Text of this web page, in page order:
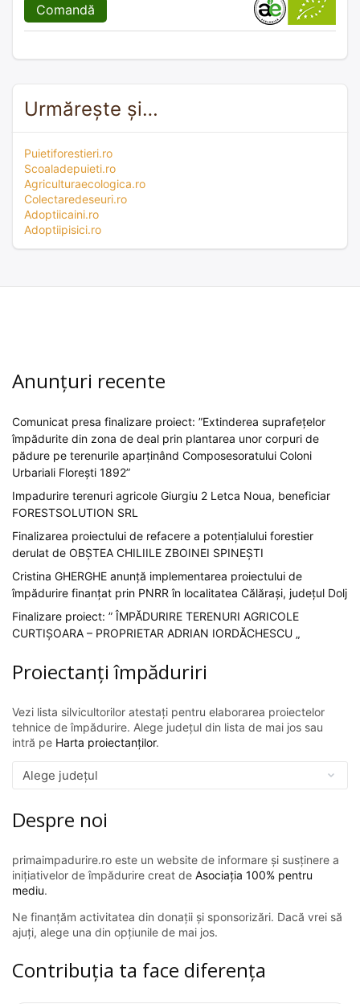
Comandă
Urmărește și…
Puietiforestieri.ro
Scoaladepuieti.ro
Agriculturaecologica.ro
Colectaredeseuri.ro
Adoptiicaini.ro
Adoptiipisici.ro
Anunțuri recente
Comunicat presa finalizare proiect: ”Extinderea suprafețelor
împădurite din zona de deal prin plantarea unor corpuri de
pădure pe terenurile aparținând Composesoratului Coloni
Urbariali Florești 1892”
Impadurire terenuri agricole Giurgiu 2 Letca Noua, beneficiar
FORESTSOLUTION SRL
Finalizarea proiectului de refacere a potențialului forestier
derulat de OBȘTEA CHILIILE ZBOINEI SPINEȘTI
Cristina GHERGHE anunță implementarea proiectului de
împădurire finanțat prin PNRR în localitatea Călărași, județul Dolj
Finalizare proiect: ” ÎMPĂDURIRE TERENURI AGRICOLE
CURTIȘOARA – PROPRIETAR ADRIAN IORDĂCHESCU „
Proiectanți împăduriri
Vezi lista silvicultorilor atestați pentru elaborarea proiectelor
tehnice de împădurire. Alege județul din lista de mai jos sau
intră pe Harta proiectanților.
Despre noi
primaimpadurire.ro este un website de informare și susținere a
inițiativelor de împădurire creat de Asociația 100% pentru
mediu.
Ne finanțăm activitatea din donații și sponsorizări. Dacă vrei să
ajuți, alege una din opțiunile de mai jos.
Contribuția ta face diferența